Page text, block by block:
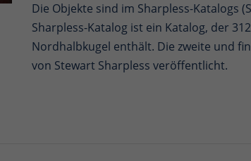
Die Objekte sind im Sharpless-Katalogs
Sharpless-Katalog ist ein Katalog, der
Nordhalbkugel enthält. Die zweite und
von Stewart Sharpless veröffentlicht.